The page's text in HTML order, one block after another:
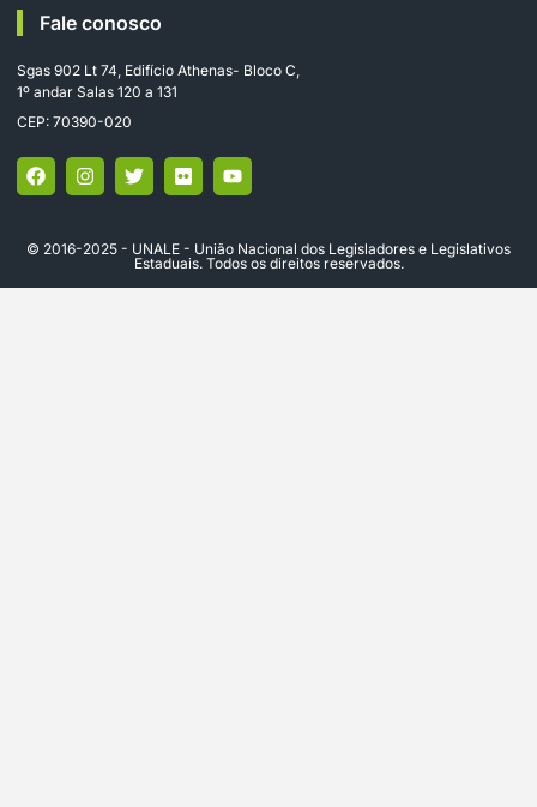
Fale conosco
Sgas 902 Lt 74, Edifício Athenas- Bloco C,
1º andar Salas 120 a 131
CEP: 70390-020
© 2016-2025 - UNALE - União Nacional dos Legisladores e Legislativos
Estaduais. Todos os direitos reservados.